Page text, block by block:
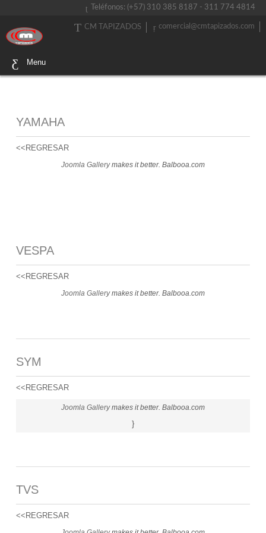
Teléfonos: (+57) 310 385 8187 - 311 774 4814
comercial@cmtapizados.com
CM TAPIZADOS
Menu
YAMAHA
<<REGRESAR
Joomla Gallerymakes it better. Balbooa.com
VESPA
<<REGRESAR
Joomla Gallerymakes it better. Balbooa.com
SYM
<<REGRESAR
Joomla Gallerymakes it better. Balbooa.com
}
TVS
<<REGRESAR